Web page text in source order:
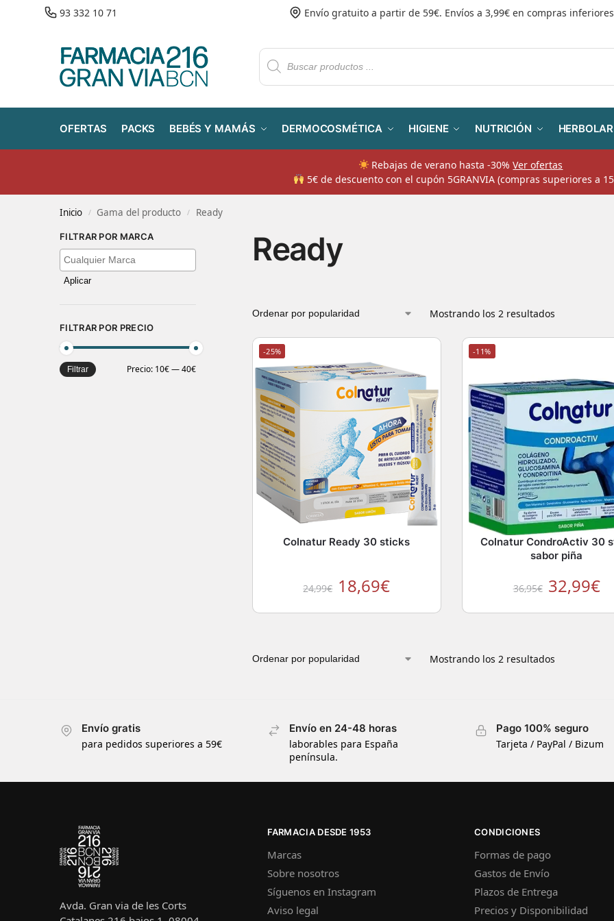
93 332 10 71 Envío gratuito a partir de 59€. Envíos a 3,99€ en compras
OFERTAS PACKS BEBÉS Y MAMÁS DERMOCOSMÉTICA HIGIENE NUTRICIÓN
Rebajas de verano hasta -30%Ver ofertas
5€ de descuento con el cupón 5GRANVIA (compras superiores a
Inicio / Gama del producto / Ready
Ready
Mostrando los 2 resultados
-25%
Colnatur Ready 30 sticks
24,99€ 18,69€
-11%
Colnatur CondroActiv 30
sabor piña
36,95€ 32,99€
Mostrando los 2 resultados
FILTRAR POR MARCA
Aplicar
FILTRAR POR PRECIO
Filtrar Precio: 10€—40€
Envío gratis
para pedidos superiores a 59€
Envío en 24-48 horas
laborables para España
península.
Pago 100% seguro
Tarjeta / PayPal / Bizum
Avda. Gran via de les Corts
FARMACIA DESDE 1953
Marcas
Sobre nosotros
Síguenos en Instagram
Aviso legal
CONDICIONES
Formas de pago
Gastos de Envío
Plazos de Entrega
Precios y Disponibilidad